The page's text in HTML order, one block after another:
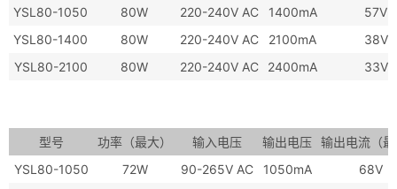
YSL80-1050
80W 220-240V AC 1400mA
57V
YSL80-1400
80W 220-240V AC 2100mA
38V
YSL80-2100
80W 220-240V AC 2400mA 33V
型号 功率（最大） 输入电压 输出电压 输出电流（
YSL80-1050
72W 90-265V AC 1050mA
68V